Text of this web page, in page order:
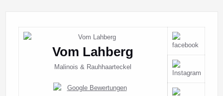
Vom Lahberg
Malinois & Rauhhaarteckel